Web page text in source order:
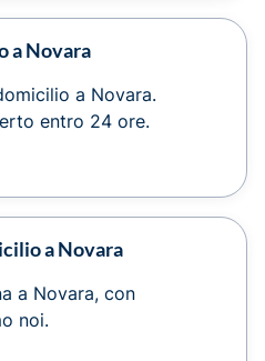
a Novara
a Novara.
entro 24 ore.
a Novara
a Novara, con
noi.